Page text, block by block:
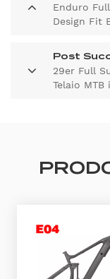
Enduro
Design Fit
Post
29er Full
Telaio